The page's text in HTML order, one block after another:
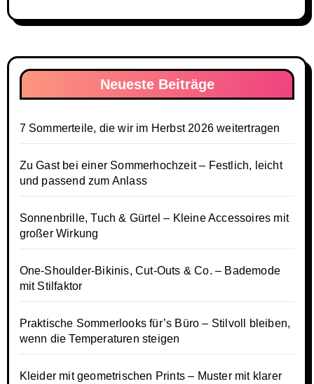
Neueste Beiträge
7 Sommerteile, die wir im Herbst 2026 weitertragen
Zu Gast bei einer Sommerhochzeit – Festlich, leicht
und passend zum Anlass
Sonnenbrille, Tuch & Gürtel – Kleine Accessoires mit
großer Wirkung
One-Shoulder-Bikinis, Cut-Outs & Co. – Bademode
mit Stilfaktor
Praktische Sommerlooks für’s Büro – Stilvoll bleiben,
wenn die Temperaturen steigen
Kleider mit geometrischen Prints – Muster mit klarer